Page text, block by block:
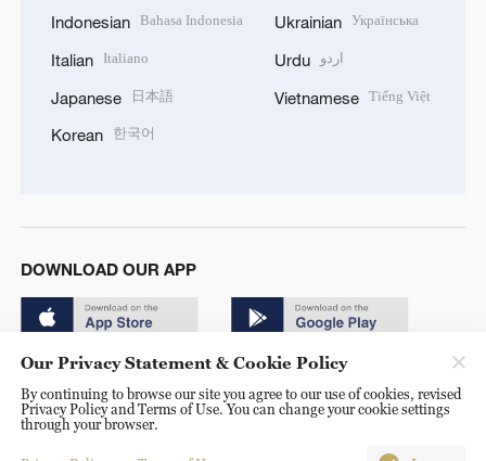
Indonesian Bahasa Indonesia
Italian Italiano
Japanese 日本語
Korean 한국어
Ukrainian Українська
Urdu اردو
Vietnamese Tiếng Việt
DOWNLOAD OUR APP
© China Radio International.CRI. All Rights Reserved. 16A
Shijingshan Road, Beijing, China. 100040
Our Privacy Statement & Cookie Policy
By continuing to browse our site you agree to our use of cookies, revised
Privacy Policy and Terms of Use. You can change your cookie settings
through your browser.